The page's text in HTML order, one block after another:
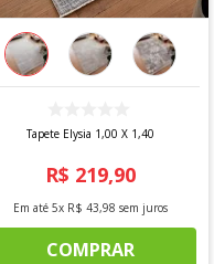
Tapete Elysia 1,00 X 1,40
R$ 219,90
Em até 5x R$ 43,98 sem juros
COMPRAR